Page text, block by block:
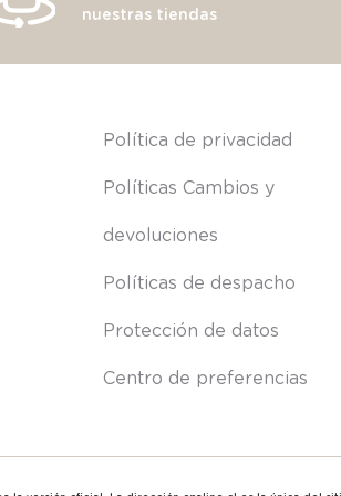
nuestras tiendas
Política de privacidad
Políticas Cambios y
devoluciones
Políticas de despacho
Protección de datos
Centro de preferencias